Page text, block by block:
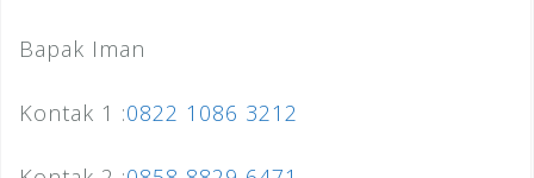
Bapak Iman
Kontak 1 :0822 1086 3212